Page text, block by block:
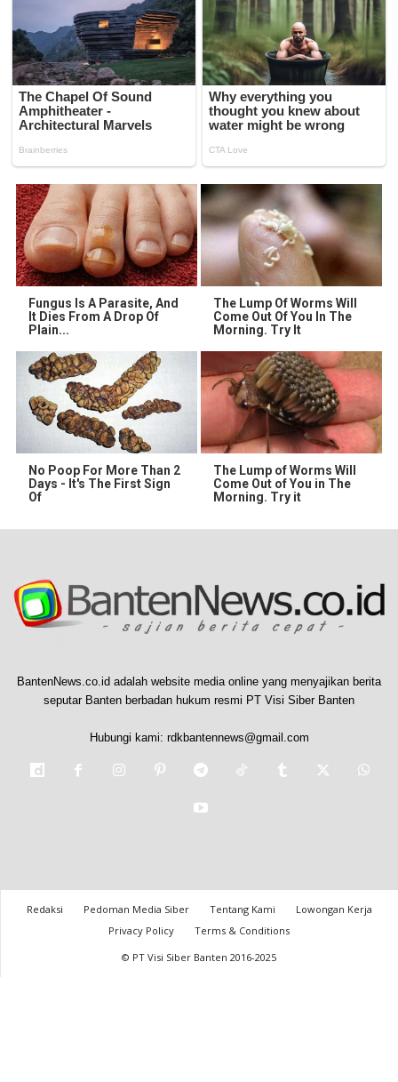
Fungus Is A Parasite, And
It Dies From A Drop Of
Plain...
The Lump Of Worms Will
Come Out Of You In The
Morning. Try It
No Poop For More Than 2
Days - It's The First Sign
Of
The Lump of Worms Will
Come Out of You in The
Morning. Try it
BantenNews.co.id adalah website media online yang menyajikan berita
seputar Banten berbadan hukum resmi PT Visi Siber Banten
Hubungi kami: rdkbantennews@gmail.com
Redaksi Pedoman Media Siber Tentang Kami
Lowongan Kerja
Privacy Policy
Terms & Conditions
© PT Visi Siber Banten 2016-2025